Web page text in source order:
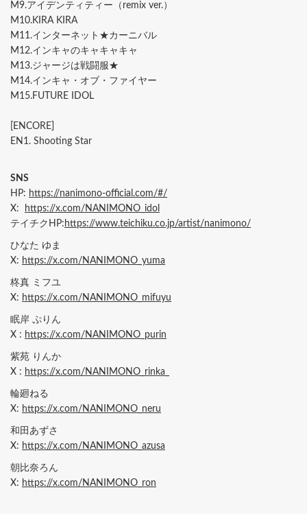
M9.アイデンティティー（remix ver.）
M10.KIRA KIRA
M11.インターネット★カーニバル
M12.インキャのキャキャキャ
M13.ジャージは戦闘服★
M14.インキャ・オブ・ファイヤー
M15.FUTURE IDOL
[ENCORE]
EN1. Shooting Star
SNS
HP: https://nanimono-official.com/#/
X:
https://x.com/NANIMONO_idol
テイチクHP: https://www.teichiku.co.jp/artist/nanimono/
ひなた ゆま
X: https://x.com/NANIMONO_yuma
柊真 ミフユ
X: https://x.com/NANIMONO_mifuyu
眠岸 ぷりん
X : https://x.com/NANIMONO_purin
紫苑 りんか
X : https://x.com/NANIMONO_rinka_
輪廻ねる
X: https://x.com/NANIMONO_neru
和田あずさ
X: https://x.com/NANIMONO_azusa
朝比奈ろん
X: https://x.com/NANIMONO_ron